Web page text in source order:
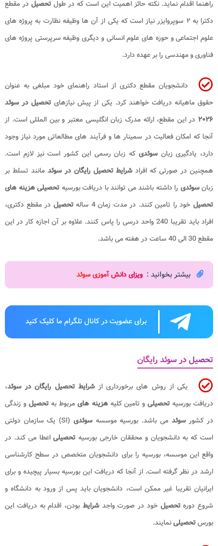
راهنما اقدام نماید. نکته حائز اهمیت این است که در طول تحصیل در مقطع
دکترا به ۲ سوپروایزر نیاز است که یکی از آن ها وظیفه نظارت به پروژه های
علوم اجتماعی و حوزه های علوم انسانی و دیگری وظیفه سرپرستی پروژه های
فناوری و مهندسی را بر عهده دارد.
دانشجویان مقطع دکتری از استاد راهنمای خود مبلغی به عنوان
حقوق ماهیانه دریافت خواهند کرد. یکی از پیش نیازهای تحصیل در سوئد
۲۰۲۶ در این مقطع، ارائه مدرک زبان انگلیسی معتبر و بین المللی است. از
آنجا که امکان فعالیت در سمینار ها و فرآیند های مطالعاتی مورد نیاز وجود
دارد، یادگیری زبانسوئدیکه زبان رسمی این کشور است نیز لازم است.
همچنین در صورتی که افراد شرایط تحصیل رایگان در سوئدمانند تسلط بر
زبانسوئدی را داشته باشند می توانند با دریافت بورسیه تحصیلی هزینه های
تحصیلخود را تامین کنند. در مدت زمان 4 ساله تحصیل در مقطع دکتری،
افراد باید تقریبا 240 واحد درسی را پاس کنند. علاوه بر آن اجازه کار در این
مقطع 30 الی 40 ساعت در هفته می باشد.
بیشتر بخوانید : ویزای دانش آموزی سوئد
برای عضویت در کانال تلگرام ما کلیک کنید
تحصیل در سوئد رایگان
یکی از روش های برخورداری ازشرایط تحصیل رایگان در سوئد،
دریافت بورسیه تحصیلی و تامین کلیههزینه هایمربوط به تحصیلو زندگی
در کشورسوئدمی باشد. بورسیه موسسهسوئدی
(SI) یک سازمان دولتی
است که به دانشجویان و محققان خارجی بورسیه تحصیلیاعطا می کند. در
واقع این موسسه، بورسیه را برای دانشجویان متخصص در سطح کارشناسی
ارشد در نظر گرفته است. از آنجا که دریافت این بورسیه بسیار پیچیده و برای
ایرانیان تقریبا غیر ممکن است، دانشجویان باید پس از ورود به دانشگاه و
شروع دورهتحصیل خود در صورت واجدشرایط بودن، اقدام به دریافت این
بورستحصیلینمایند.